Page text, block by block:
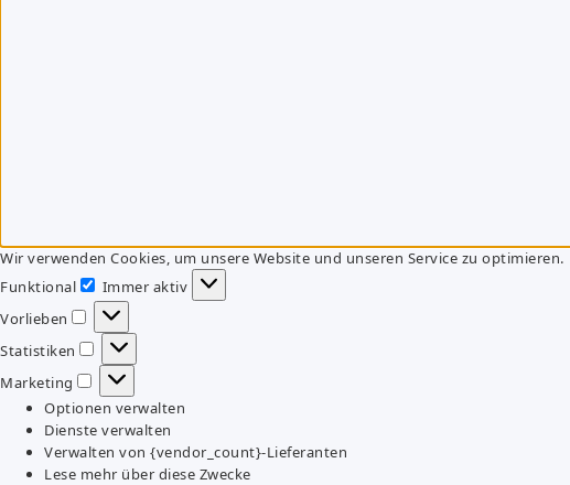
Wir verwenden Cookies, um unsere Website und unseren Service zu optimieren.
Funktional
Funktional
Immer aktiv
Vorlieben
Vorlieben
Statistiken
Statistiken
Marketing
Marketing
Optionen verwalten
Dienste verwalten
Verwalten von {vendor_count}-Lieferanten
Lese mehr über diese Zwecke